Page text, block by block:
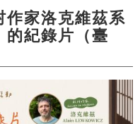
作家洛克維茲系
的紀錄片（臺